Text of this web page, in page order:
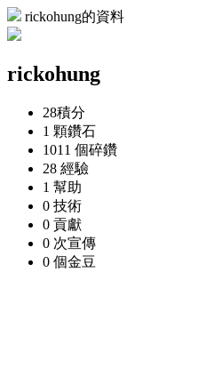
rickohung的資料
rickohung
28積分
1 顆鑽石
1011 個碎鑽
28 經驗
1 幫助
0 技術
0 貢獻
0 次宣傳
0 個金豆